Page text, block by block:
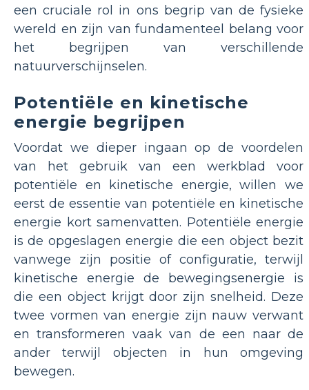
een cruciale rol in ons begrip van de fysieke
wereld en zijn van fundamenteel belang voor
het begrijpen van verschillende
natuurverschijnselen.
Potentiële en kinetische
energie begrijpen
Voordat we dieper ingaan op de voordelen
van het gebruik van een werkblad voor
potentiële en kinetische energie, willen we
eerst de essentie van potentiële en kinetische
energie kort samenvatten. Potentiële energie
is de opgeslagen energie die een object bezit
vanwege zijn positie of configuratie, terwijl
kinetische energie de bewegingsenergie is
die een object krijgt door zijn snelheid. Deze
twee vormen van energie zijn nauw verwant
en transformeren vaak van de een naar de
ander terwijl objecten in hun omgeving
bewegen.